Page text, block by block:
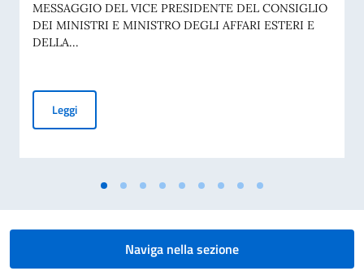
MESSAGGIO DEL VICE PRESIDENTE DEL CONSIGLIO
DEI MINISTRI E MINISTRO DEGLI AFFARI ESTERI E
DELLA...
Leggi70° ANNIVERSARIO DELLA TRAGEDIA DI MARCINELLE E
Naviga nella sezione